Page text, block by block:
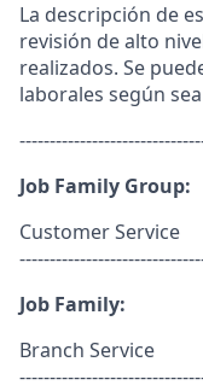
La descripción de
revisión de alto
realizados. Se
laborales según
Job Family Group:
Customer Service
Job Family:
Branch Service